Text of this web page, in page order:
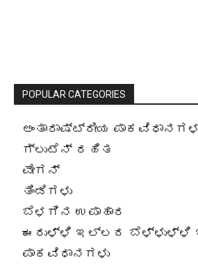
POPULAR CATEGORIES
ಅಂತಾರಾಷ್ಟ್ರೀಯ
ಗ್ಲುಟೆನ್ ರಹಿತ
ವೇಗನ್
ತಿಂಡಿಗಳು
ಬೆಳಗಿನ ಉಪಾಹಾರ
ಈರುಳ್ಳಿ ಇಲ್ಲದ ಬೆಳ್ಳುಳ್ಳಿ
ಪಾಕವಿಧಾನಗಳು